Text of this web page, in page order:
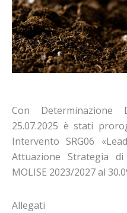
Con
25.07.2025 è stati
Intervento SRG06
Attuazione Strategia
MOLISE 2023/2027 al
Allegati